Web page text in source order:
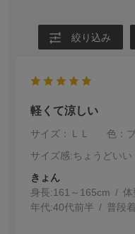
絞り込み
軽くて涼しい
サイズ：ＬＬ
色：
サイズ感:ちょうどいい
きょん
身長:161～165cm 体
年代:40代前半 普段